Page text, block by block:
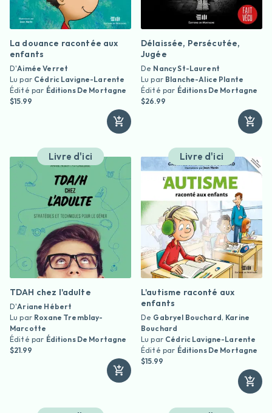
La douance racontée aux
enfants
D'Aimée Verret
Lu par Cédric Lavigne-Larente
Édité par Éditions De Mortagne
$15.99
Délaissée, Persécutée,
Jugée
De Nancy St-Laurent
Lu par Blanche-Alice Plante
Édité par Éditions De Mortagne
$26.99
Livre d'ici
TDAH chez l'adulte
D'Ariane Hébert
Lu par Roxane Tremblay-
Marcotte
Édité par Éditions De Mortagne
$21.99
Livre d'ici
L'autisme raconté aux
enfants
De Gabryel Bouchard, Karine
Bouchard
Lu par Cédric Lavigne-Larente
Édité par Éditions De Mortagne
$15.99